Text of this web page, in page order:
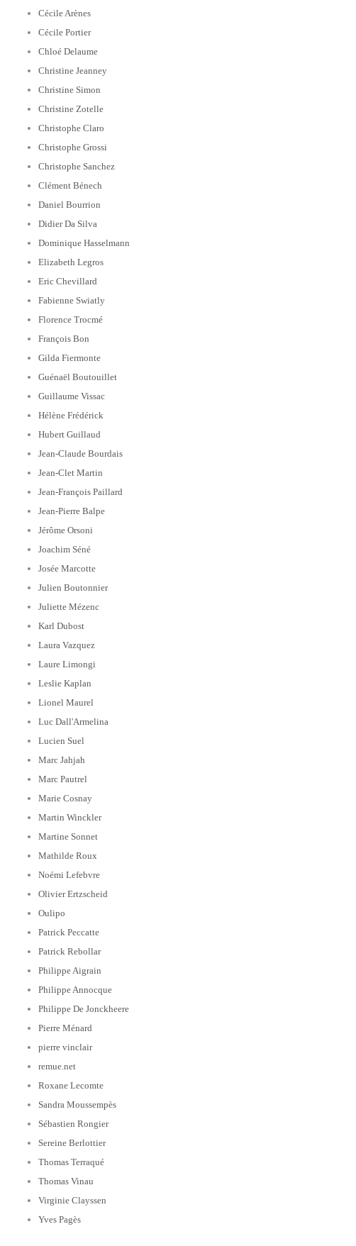
Cécile Arènes
Cécile Portier
Chloé Delaume
Christine Jeanney
Christine Simon
Christine Zotelle
Christophe Claro
Christophe Grossi
Christophe Sanchez
Clément Bénech
Daniel Bourrion
Didier Da Silva
Dominique Hasselmann
Elizabeth Legros
Eric Chevillard
Fabienne Swiatly
Florence Trocmé
François Bon
Gilda Fiermonte
Guénaël Boutouillet
Guillaume Vissac
Hélène Frédérick
Hubert Guillaud
Jean-Claude Bourdais
Jean-Clet Martin
Jean-François Paillard
Jean-Pierre Balpe
Jérôme Orsoni
Joachim Séné
Josée Marcotte
Julien Boutonnier
Juliette Mézenc
Karl Dubost
Laura Vazquez
Laure Limongi
Leslie Kaplan
Lionel Maurel
Luc Dall'Armelina
Lucien Suel
Marc Jahjah
Marc Pautrel
Marie Cosnay
Martin Winckler
Martine Sonnet
Mathilde Roux
Noémi Lefebvre
Olivier Ertzscheid
Oulipo
Patrick Peccatte
Patrick Rebollar
Philippe Aigrain
Philippe Annocque
Philippe De Jonckheere
Pierre Ménard
pierre vinclair
remue.net
Roxane Lecomte
Sandra Moussempès
Sébastien Rongier
Sereine Berlottier
Thomas Terraqué
Thomas Vinau
Virginie Clayssen
Yves Pagès